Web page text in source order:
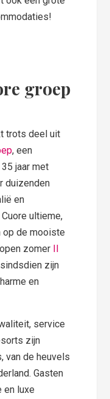
groep
trots deel uit
, een
jaar met
duizenden
en
ultieme,
op de mooiste
zomer Il
zijn
en
service
zijn
van de heuvels
Gasten
en luxe